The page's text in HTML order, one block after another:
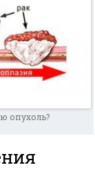
опухоль?